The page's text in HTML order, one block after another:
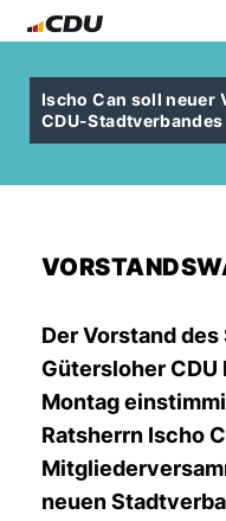
Ischo Can soll neuer
CDU-
Der Vorstand
Gütersloher CDU
Montag
Ratsherrn Ischo
neuen